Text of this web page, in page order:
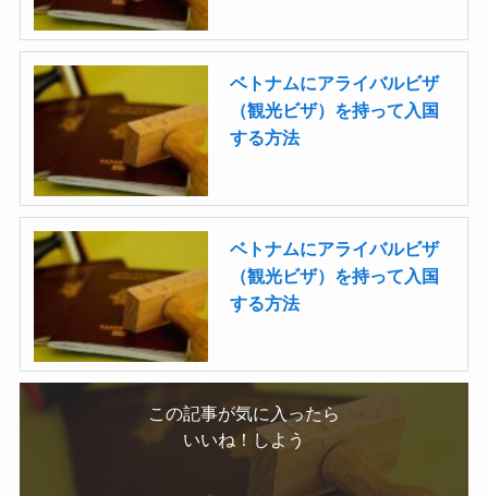
ベトナムにアライバルビザ
（観光ビザ）を持って入国
する方法
ベトナムにアライバルビザ
（観光ビザ）を持って入国
する方法
この記事が気に入ったら
いいね！しよう